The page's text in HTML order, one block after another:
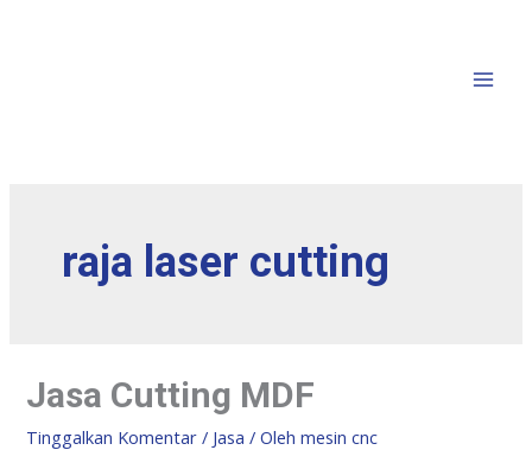
raja laser cutting
Jasa Cutting MDF
Tinggalkan Komentar / Jasa / Olehmesin cnc